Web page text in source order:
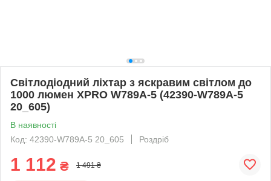
Світлодіодний ліхтар з яскравим світлом до
1000 люмен XPRO W789A-5 (42390-W789A-5
20_605)
В наявності
Код: 42390-W789A-5 20_605
Роздріб
1 112 ₴ 1 491 ₴